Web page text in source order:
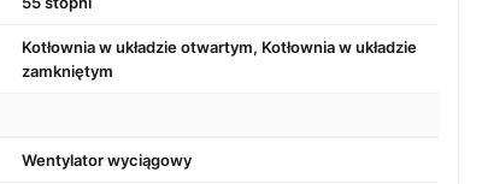
Kotłownia w układzie otwartym, Kotłownia w układzie
zamkniętym
Wentylator wyciągowy